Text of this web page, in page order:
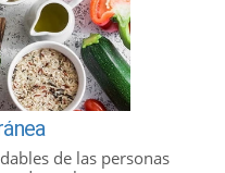
de las personas